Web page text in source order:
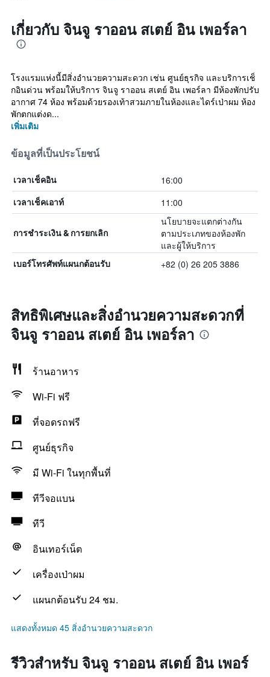
เกี่ยวกับ จินจู ราออน สเตย์ อิน เพอร์ลา
โรงแรมแห่งนี้มีสิ่งอำนวยความสะดวก เช่น ศูนย์ธุรกิจ และบริการเช็
กอินด่วน พร้อมให้บริการ จินจู ราออน สเตย์ อิน เพอร์ลา มีห้องพักปรับ
อากาศ 74 ห้อง พร้อมด้วยรองเท้าสวมภายในห้องและไดร์เป่าผม ห้อง
พักตกแต่งด...
เพิ่มเติม
ข้อมูลที่เป็นประโยชน์
เวลาเช็คอิน 16:00
เวลาเช็คเอาท์ 11:00
การชำระเงิน & การยกเลิก
นโยบายจะแตกต่างกัน
ตามประเภทของห้องพัก
และผู้ให้บริการ
เบอร์โทรศัพท์แผนกต้อนรับ +82 (0) 26 205 3886
สิทธิพิเศษและสิ่งอำนวยความสะดวกที่
จินจู ราออน สเตย์ อิน เพอร์ลา
ร้านอาหาร
Wi-Fi ฟรี
ที่จอดรถฟรี
ศูนย์ธุรกิจ
มี Wi-Fi ในทุกพื้นที่
ทีวีจอแบน
ทีวี
อินเทอร์เน็ต
เครื่องเป่าผม
แผนกต้อนรับ 24 ชม.
แสดงทั้งหมด 45 สิ่งอำนวยความสะดวก
รีวิวสำหรับ จินจู ราออน สเตย์ อิน เพอร์